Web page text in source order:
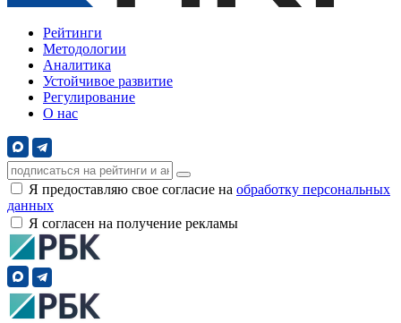
Рейтинги
Методологии
Аналитика
Устойчивое развитие
Регулирование
О нас
Я предоставляю свое согласие на обработку персональных
данных
Я согласен на получение рекламы